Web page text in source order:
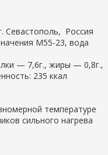
Севастополь, Россия
М55-23, вода
— 7,6г., жиры — 0,8г.,
235 ккал
температуре
сильного нагрева